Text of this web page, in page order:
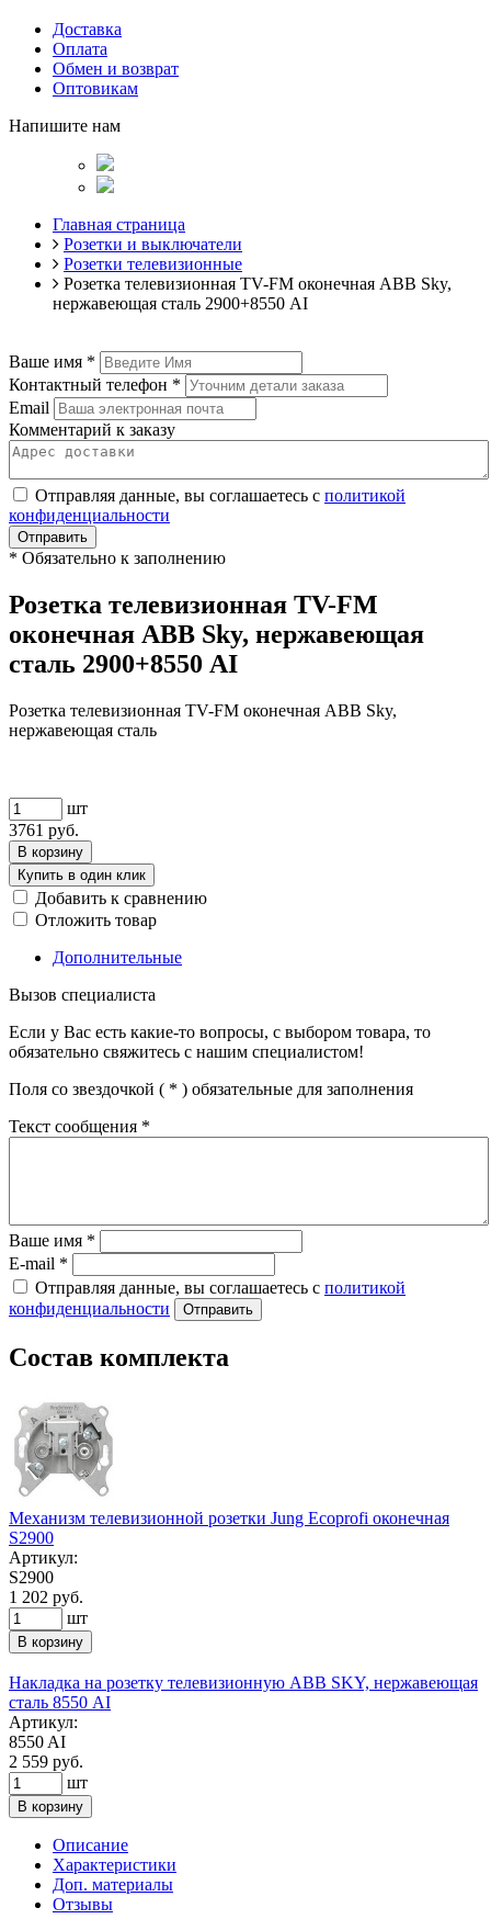
Доставка
Оплата
Обмен и возврат
Оптовикам
Напишите нам
Главная страница
Розетки и выключатели
Розетки телевизионные
Розетка телевизионная TV-FM оконечная ABB Sky,
нержавеющая сталь 2900+8550 AI
Ваше имя *
Контактный телефон *
Email
Комментарий к заказу
Отправляя данные, вы соглашаетесь с политикой
конфиденциальности
Отправить
* Обязательно к заполнению
Розетка телевизионная TV-FM
оконечная ABB Sky, нержавеющая
сталь 2900+8550 AI
Розетка телевизионная TV-FM оконечная ABB Sky,
нержавеющая сталь
шт
3761 руб.
В корзину
Купить в один клик
Добавить к сравнению
Отложить товар
Дополнительные
Вызов специалиста
Если у Вас есть какие-то вопросы, с выбором товара, то
обязательно свяжитесь с нашим специалистом!
Поля со звездочкой ( * ) обязательные для заполнения
Текст сообщения *
Ваше имя *
E-mail *
Отправляя данные, вы соглашаетесь с политикой
конфиденциальности
Отправить
Состав комплекта
Механизм телевизионной розетки Jung Ecoprofi оконечная
S2900
Артикул:
S2900
1 202 руб.
шт
В корзину
Накладка на розетку телевизионную ABB SKY, нержавеющая
сталь 8550 AI
Артикул:
8550 AI
2 559 руб.
шт
В корзину
Описание
Характеристики
Доп. материалы
Отзывы